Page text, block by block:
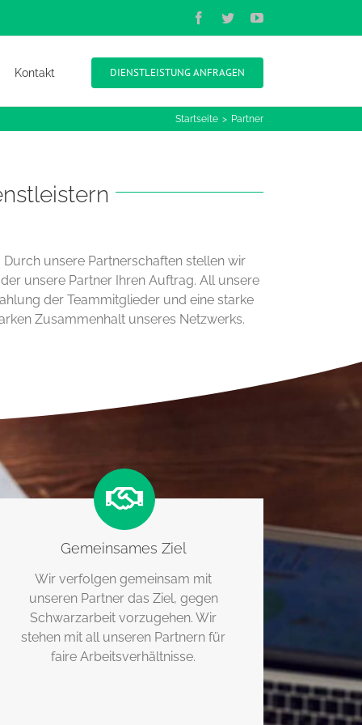
Facebook
TwitterYouTube
Kontakt DIENSTLEISTUNG ANFRAGEN
Startseite Partner
unsere Partnerschaften stellen wir
unsere Partner Ihren Auftrag. All unsere
der Teammitglieder und eine starke
Zusammenhalt unseres Netzwerks.
Gemeinsames Ziel
Wir verfolgen gemeinsam mit
unseren Partner das Ziel, gegen
Schwarzarbeit vorzugehen. Wir
stehen mit all unseren Partnern für
faire Arbeitsverhältnisse.